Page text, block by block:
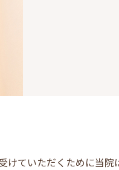
けていただくために当院